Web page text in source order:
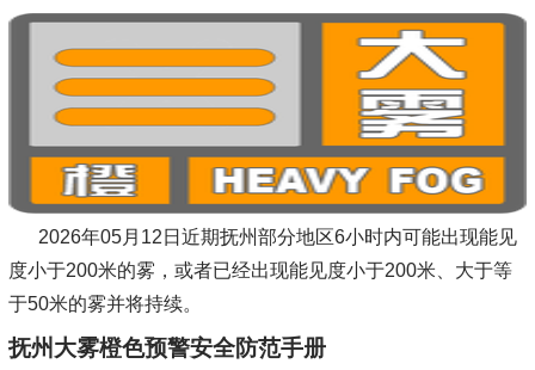
2026年05月12日近期抚州部分地区6小时内可能出现能见
度小于200米的雾，或者已经出现能见度小于200米、大于等
于50米的雾并将持续。
抚州大雾橙色预警安全防范手册